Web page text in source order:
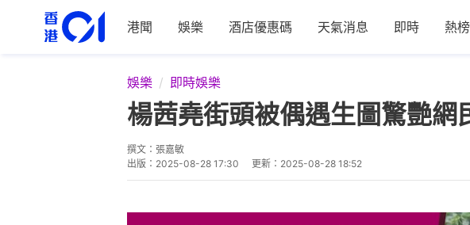
港聞 娛樂 酒店優惠碼 天氣消息 即時 熱榜
娛樂 即時娛樂
楊茜堯街頭被偶遇生圖驚艷
撰文： 張嘉敏
出版： 2025-08-28 17:30 更新： 2025-08-28 18:52